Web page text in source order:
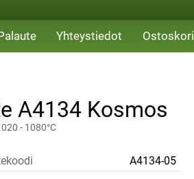
Yhteystiedot Ostoskori
A4134 Kosmos
- 1080°C
A4134-05